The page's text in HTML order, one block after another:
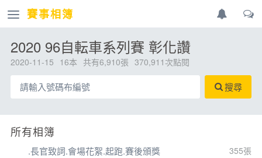
賽事相簿
2020 96自転車系列賽 彰化讚
2020-11-15 16本 共有6,910張 370,911次點閱
搜尋
所有相簿
.長官致詞.會場花絮.起跑.賽後頒獎 355張